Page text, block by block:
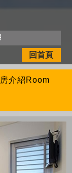
回首頁
介紹Room